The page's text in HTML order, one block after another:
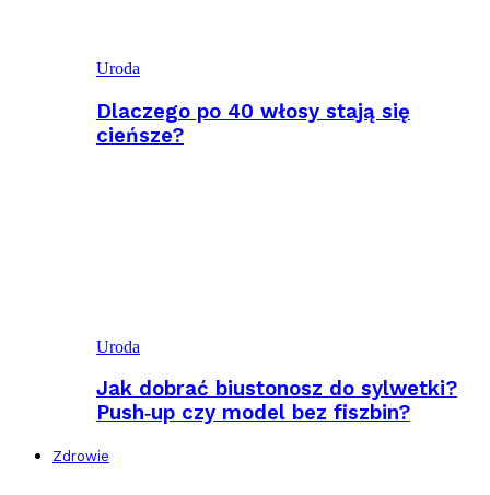
Uroda
Dlaczego po 40 włosy stają się
cieńsze?
Uroda
Jak dobrać biustonosz do sylwetki?
Push‑up czy model bez fiszbin?
Zdrowie